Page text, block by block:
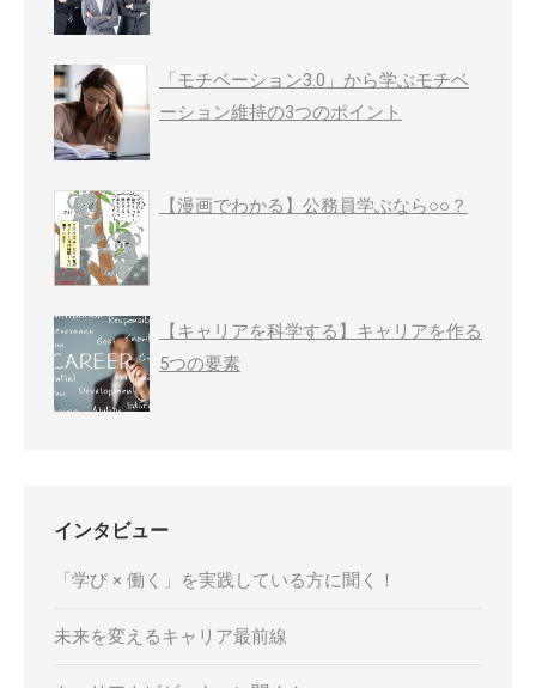
「モチベーション3.0」から学ぶモチベ
ーション維持の3つのポイント
【漫画でわかる】公務員学ぶなら○○？
【キャリアを科学する】キャリアを作る
5つの要素
インタビュー
「学び × 働く」を実践している方に聞く！
未来を変えるキャリア最前線